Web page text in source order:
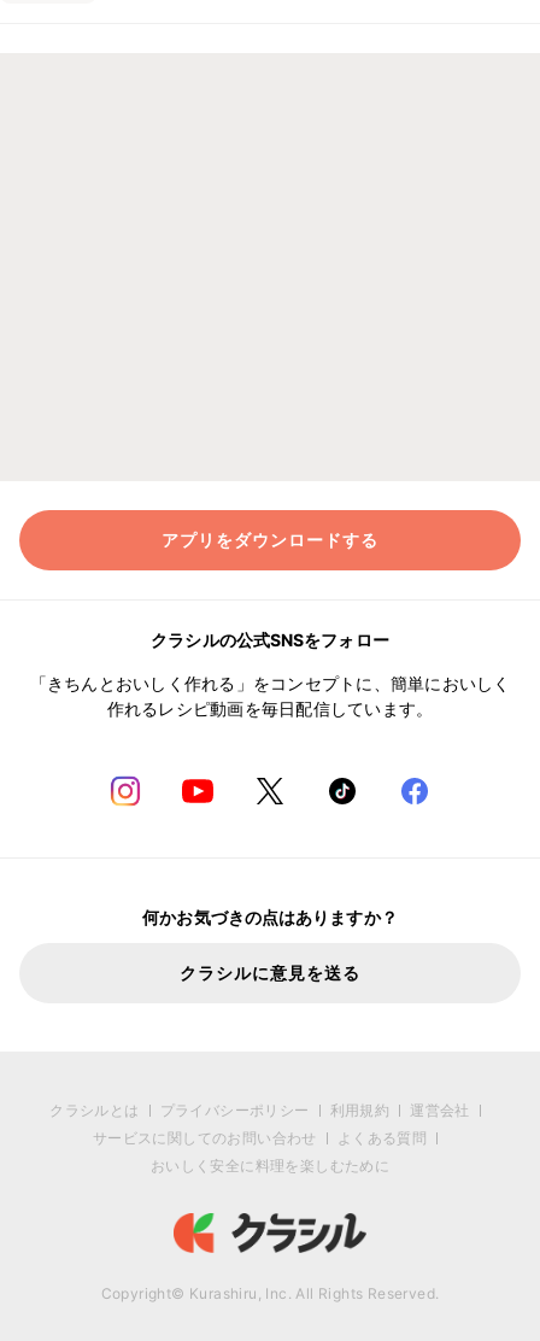
アプリをダウンロードする
クラシルの公式SNSをフォロー
「きちんとおいしく作れる」をコンセプトに、簡単においしく
作れるレシピ動画を毎日配信しています。
何かお気づきの点はありますか？
クラシルに意見を送る
クラシルとは プライバシーポリシー 利用規約
運営会社
サービスに関してのお問い合わせ
よくある質問
おいしく安全に料理を楽しむために
Copyright© Kurashiru, Inc. All Rights Reserved.